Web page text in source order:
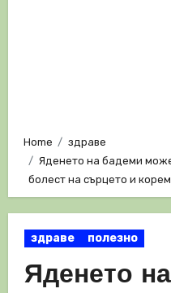
Home
здраве
Яденето на бадеми
болест на сърцето и
здраве полезно
Яденето